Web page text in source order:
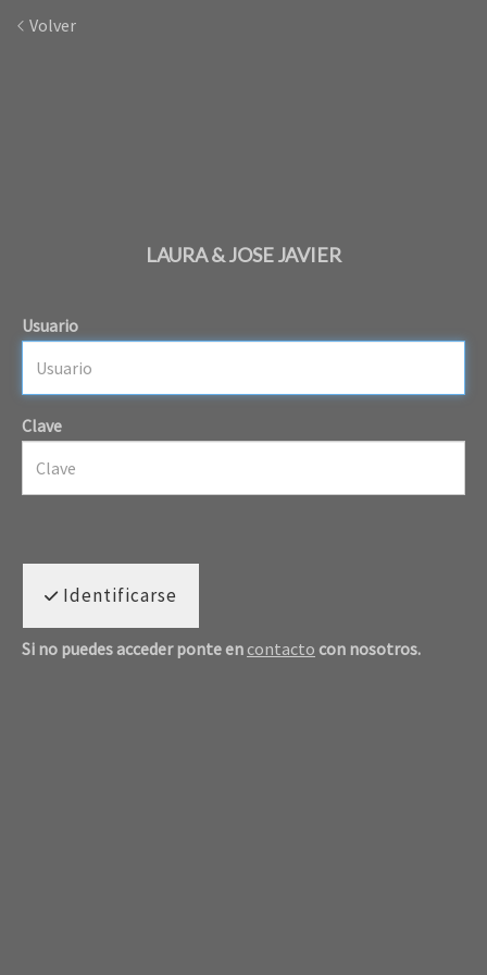
Volver
LAURA & JOSE JAVIER
Usuario
Clave
Identificarse
Si no puedes acceder ponte en contacto con nosotros.